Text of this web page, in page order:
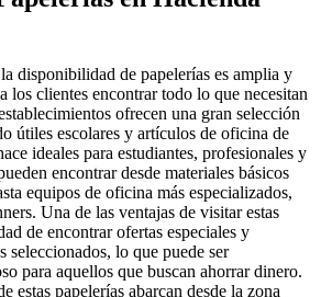
disponibilidad de papelerías es amplia y
los clientes encontrar todo lo que necesitan
ofrecen una gran selección
útiles escolares y artículos de oficina de
ideales para estudiantes, profesionales y
encontrar desde materiales básicos
equipos de oficina más especializados,
Una de las ventajas de visitar estas
de encontrar ofertas especiales y
seleccionados, lo que puede ser
para aquellos que buscan ahorrar dinero.
estas papelerías abarcan desde la zona